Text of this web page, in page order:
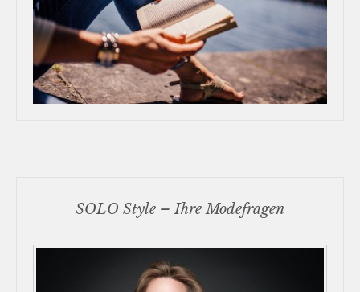
SOLO Style – Ihre Modefragen